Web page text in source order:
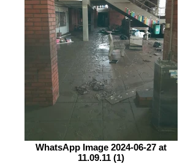
WhatsApp Image 2024-06-27 at
11.09.11 (1)